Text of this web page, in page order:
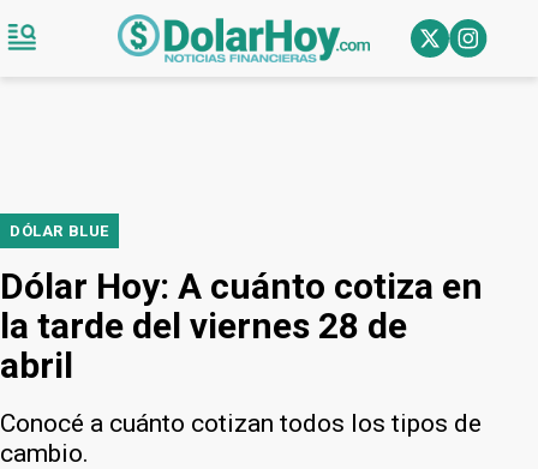
DÓLAR BLUE
Dólar Hoy: A cuánto cotiza en
la tarde del viernes 28 de
abril
Conocé a cuánto cotizan todos los tipos de
cambio.